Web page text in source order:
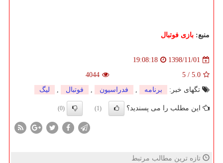
منبع: بازی فوتبال
1398/11/01
19:08:18
5.0
/
5
4044
تگهای خبر:
برنامه , فدراسیون , فوتبال , لیگ
این مطلب را می پسندید؟ (1)
(0)
تازه ترین مطالب مرتبط